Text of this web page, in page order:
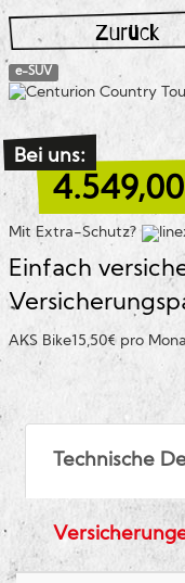
Zurück
e-SUV
Bei uns:
4.549,00
Mit Extra-Schutz?
Einfach
AKS Bike15,50€ pro
Technische